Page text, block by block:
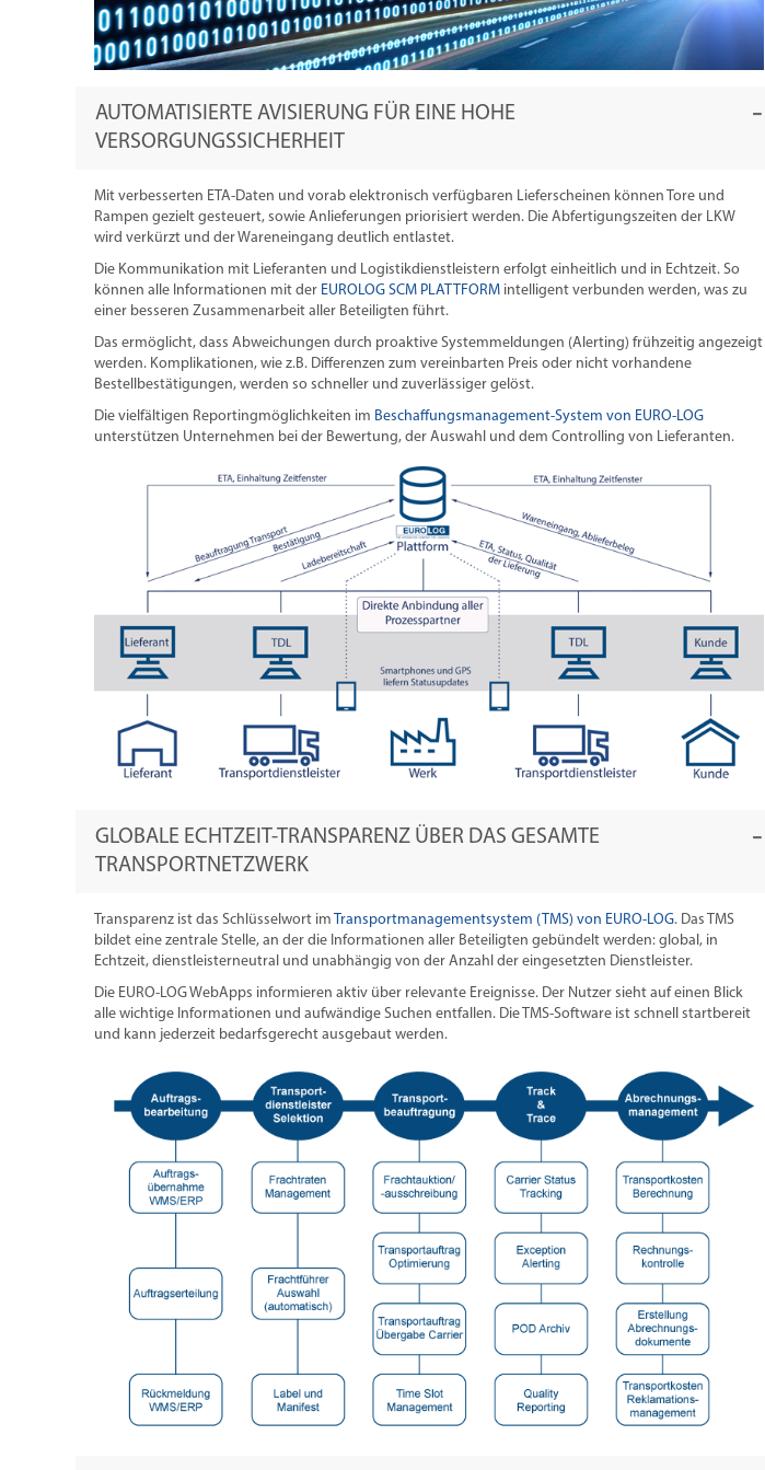
AUTOMATISIERTE AVISIERUNG FÜR EINE HOHE
VERSORGUNGSSICHERHEIT
Mit verbesserten ETA-Daten und vorab elektronisch verfügbaren Lieferscheinen können Tore und
Rampen gezielt gesteuert, sowie Anlieferungen priorisiert werden. Die Abfertigungszeiten der LKW
wird verkürzt und der Wareneingang deutlich entlastet.
Die Kommunikation mit Lieferanten und Logistikdienstleistern erfolgt einheitlich und in Echtzeit. So
können alle Informationen mit der EUROLOG SCM PLATTFORMintelligent verbunden werden, was zu
einer besseren Zusammenarbeit aller Beteiligten führt.
Das ermöglicht, dass Abweichungen durch proaktive Systemmeldungen (Alerting) frühzeitig angezeigt
werden. Komplikationen, wie z.B. Differenzen zum vereinbarten Preis oder nicht vorhandene
Bestellbestätigungen, werden so schneller und zuverlässiger gelöst.
Die vielfältigen Reportingmöglichkeiten im Beschaffungsmanagement-System von EURO-LOG
unterstützen Unternehmen bei der Bewertung, der Auswahl und dem Controlling von Lieferanten.
GLOBALE ECHTZEIT-TRANSPARENZ ÜBER DAS GESAMTE
TRANSPORTNETZWERK
Transparenz ist das Schlüsselwort im Transportmanagementsystem (TMS) von EURO-LOG. Das TMS
bildet eine zentrale Stelle, an der die Informationen aller Beteiligten gebündelt werden: global, in
Echtzeit, dienstleisterneutral und unabhängig von der Anzahl der eingesetzten Dienstleister.
Die EURO-LOG WebApps informieren aktiv über relevante Ereignisse. Der Nutzer sieht auf einen Blick
alle wichtige Informationen und aufwändige Suchen entfallen. Die TMS-Software ist schnell startbereit
und kann jederzeit bedarfsgerecht ausgebaut werden.